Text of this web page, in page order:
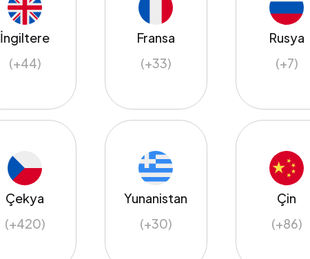
İngiltere
(+44)
Fransa
(+33)
Rusya
(+7)
Çekya
(+420)
Yunanistan
(+30)
Çin
(+86)